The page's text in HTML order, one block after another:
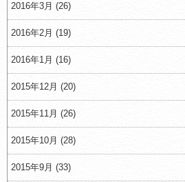
2016年3月 (26)
2016年2月 (19)
2016年1月 (16)
2015年12月 (20)
2015年11月 (26)
2015年10月 (28)
2015年9月 (33)